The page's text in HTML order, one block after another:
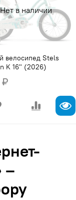
Нет в наличии
велосипед Stels
K 16" (2026)
₽
–